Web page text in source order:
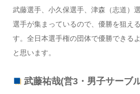
武藤選手、小久保選手、津森（志道）
選手が集まっているので、優勝を狙え
す。全日本選手権の団体で優勝できる
と思います。
武藤祐哉(営3・男子サーブ